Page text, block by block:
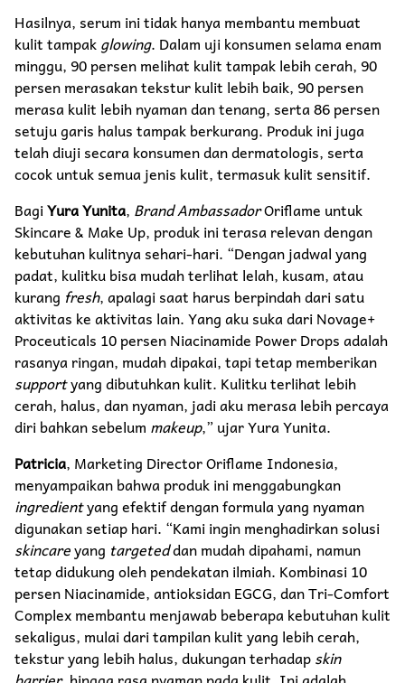
Hasilnya, serum ini tidak hanya membantu membuat
kulit tampakglowing. Dalam uji konsumen selama enam
minggu, 90 persen melihat kulit tampak lebih cerah, 90
persen merasakan tekstur kulit lebih baik, 90 persen
merasa kulit lebih nyaman dan tenang, serta 86 persen
setuju garis halus tampak berkurang. Produk ini juga
telah diuji secara konsumen dan dermatologis, serta
cocok untuk semua jenis kulit, termasuk kulit sensitif.
BagiYura Yunita, Brand AmbassadorOriflame untuk
Skincare & Make Up, produk ini terasa relevan dengan
kebutuhan kulitnya sehari-hari. “Dengan jadwal yang
padat, kulitku bisa mudah terlihat lelah, kusam, atau
kurang fresh, apalagi saat harus berpindah dari satu
aktivitas ke aktivitas lain. Yang aku suka dari Novage+
Proceuticals 10 persen Niacinamide Power Drops adalah
rasanya ringan, mudah dipakai, tapi tetap memberikan
supportyang dibutuhkan kulit. Kulitku terlihat lebih
cerah, halus, dan nyaman, jadi aku merasa lebih percaya
diri bahkan sebelum makeup,” ujar Yura Yunita.
Patricia, Marketing Director Oriflame Indonesia,
menyampaikan bahwa produk ini menggabungkan
ingredientyang efektif dengan formula yang nyaman
digunakan setiap hari. “Kami ingin menghadirkan solusi
skincareyang targeteddan mudah dipahami, namun
tetap didukung oleh pendekatan ilmiah. Kombinasi 10
persen Niacinamide, antioksidan EGCG, dan Tri-Comfort
Complex membantu menjawab beberapa kebutuhan kulit
sekaligus, mulai dari tampilan kulit yang lebih cerah,
tekstur yang lebih halus, dukungan terhadapskin